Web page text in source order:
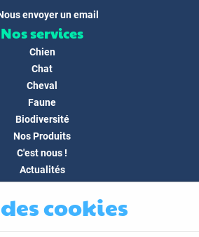
envoyer un email
Nos services
Chien
Chat
Cheval
Faune
Biodiversité
Nos Produits
C'est nous !
Actualités
FAQcookies